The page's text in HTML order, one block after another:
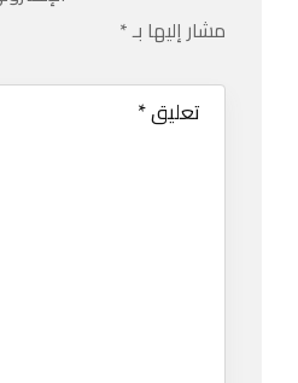
مشار إليها بـ *